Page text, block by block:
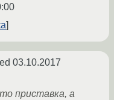
03.10.2017
приставка, а